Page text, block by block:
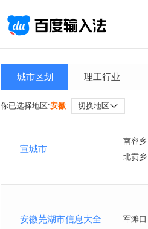
城市区划 理工行业
你已选择地区:安徽 切换地区
宣城市
南容乡
北贡乡
安徽芜湖市信息大全 军滩口